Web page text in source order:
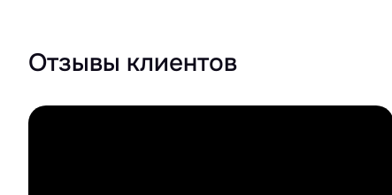
Отзывы клиентов